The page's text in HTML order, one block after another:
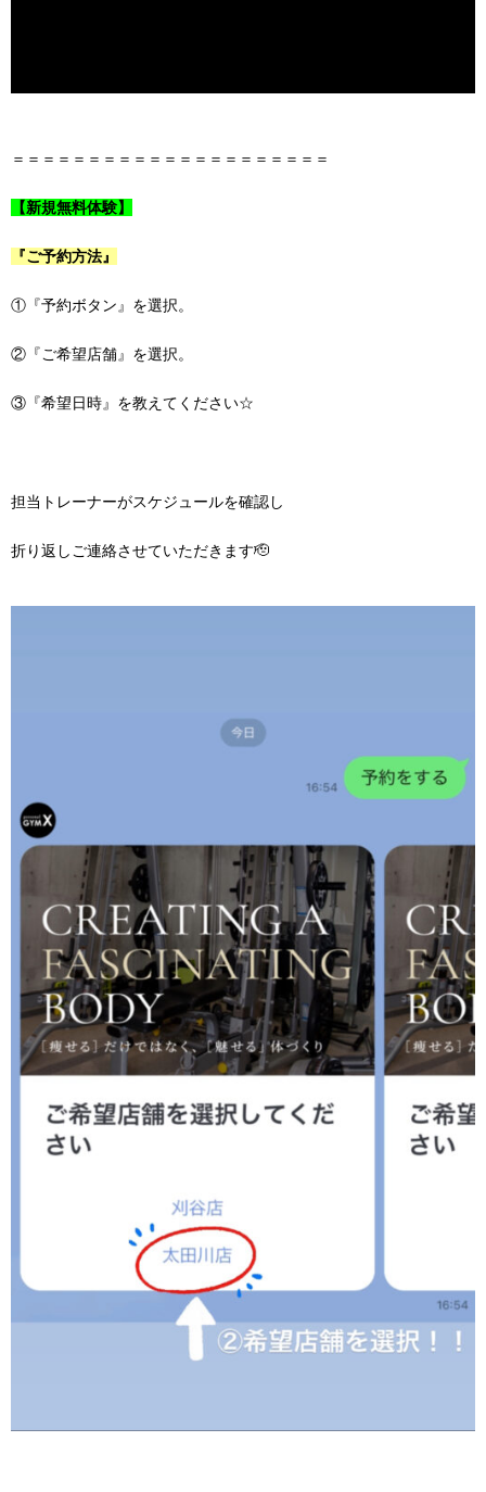
＝＝＝＝＝＝＝＝＝＝＝＝＝＝＝＝＝＝＝＝＝
【新規無料体験】
『ご予約方法』
①『予約ボタン』を選択。
②『ご希望店舗』を選択。
③『希望日時』を教えてください☆
担当トレーナーがスケジュールを確認し
折り返しご連絡させていただきます🫡